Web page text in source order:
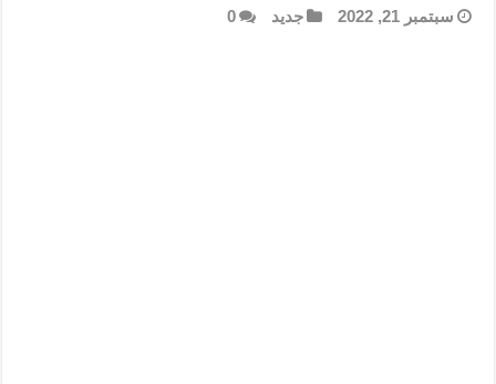
سبتمبر 21, 2022 جديد 0